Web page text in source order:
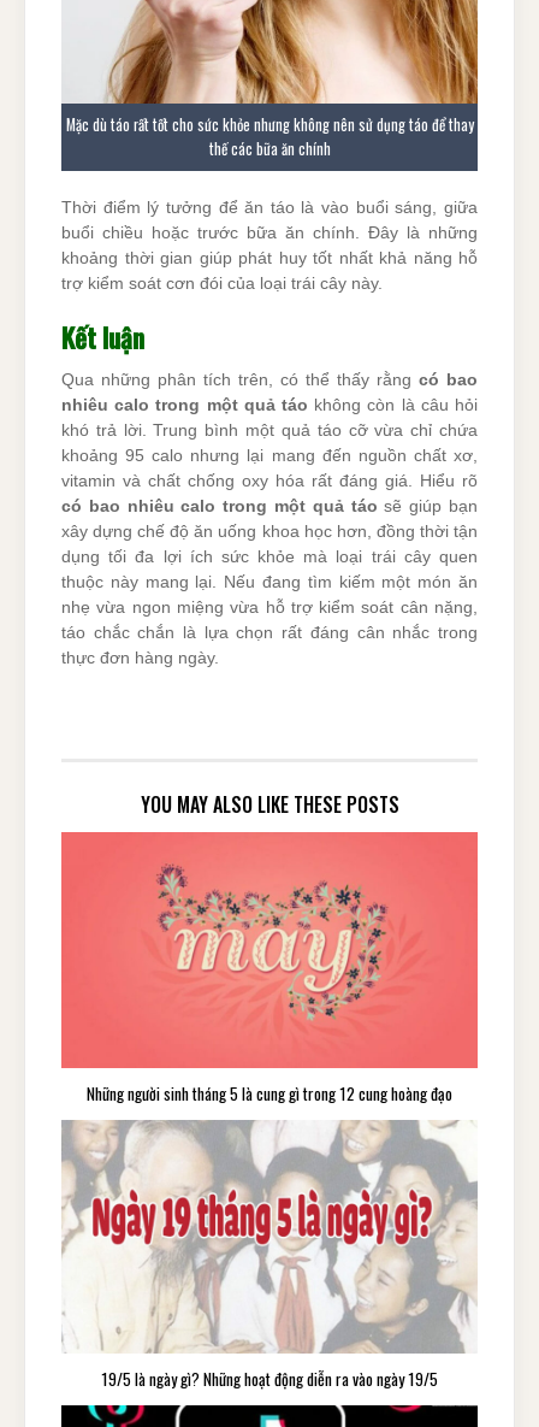
Mặc dù táo rất tốt cho sức khỏe nhưng không nên sử dụng táo để thay
thế các bữa ăn chính
Thời điểm lý tưởng để ăn táo là vào buổi sáng, giữa
buổi chiều hoặc trước bữa ăn chính. Đây là những
khoảng thời gian giúp phát huy tốt nhất khả năng hỗ
trợ kiểm soát cơn đói của loại trái cây này.
Kết luận
Qua những phân tích trên, có thể thấy rằng có bao
nhiêu calo trong một quả táo không còn là câu hỏi
khó trả lời. Trung bình một quả táo cỡ vừa chỉ chứa
khoảng 95 calo nhưng lại mang đến nguồn chất xơ,
vitamin và chất chống oxy hóa rất đáng giá. Hiểu rõ
có bao nhiêu calo trong một quả táo sẽ giúp bạn
xây dựng chế độ ăn uống khoa học hơn, đồng thời tận
dụng tối đa lợi ích sức khỏe mà loại trái cây quen
thuộc này mang lại. Nếu đang tìm kiếm một món ăn
nhẹ vừa ngon miệng vừa hỗ trợ kiểm soát cân nặng,
táo chắc chắn là lựa chọn rất đáng cân nhắc trong
thực đơn hàng ngày.
YOU MAY ALSO LIKE THESE POSTS
Những người sinh tháng 5 là cung gì trong 12 cung hoàng đạo
19/5 là ngày gì? Những hoạt động diễn ra vào ngày 19/5